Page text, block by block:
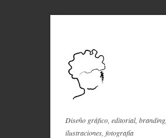
Diseño gráfico, editorial, branding,
ilustraciones, fotografía